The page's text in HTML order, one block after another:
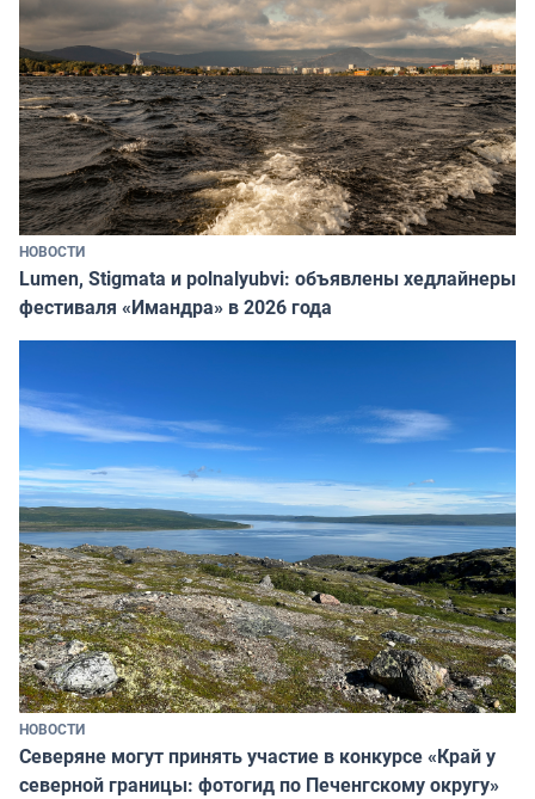
НОВОСТИ
Lumen, Stigmata и polnalyubvi: объявлены хедлайнеры
фестиваля «Имандра» в 2026 года
НОВОСТИ
Северяне могут принять участие в конкурсе «Край у
северной границы: фотогид по Печенгскому округу»